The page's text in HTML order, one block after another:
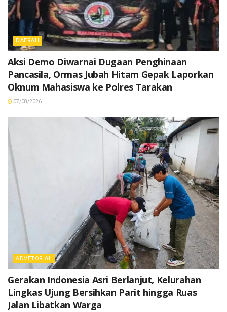
DAERAH
Aksi Demo Diwarnai Dugaan Penghinaan
Pancasila, Ormas Jubah Hitam Gepak Laporkan
Oknum Mahasiswa ke Polres Tarakan
07/08/2026
ADVETORIAL
Gerakan Indonesia Asri Berlanjut, Kelurahan
Lingkas Ujung Bersihkan Parit hingga Ruas
Jalan Libatkan Warga